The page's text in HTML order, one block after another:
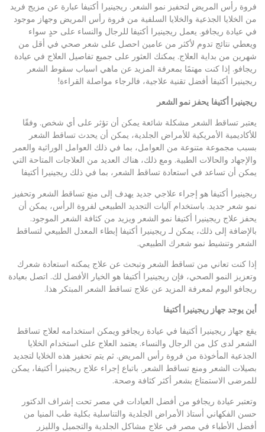
فروة رأس المريض لتحفيز نمو الشعر. ريجينيرا أكتيفا عبارة عن مزيج فريد
من الخلايا الجذعية والخلايا السلفية من فروة رأس المريض وجهاز موجود
في عيادة ريجافو. يعمل ريجينيرا أكتيفا للرجال والنساء على حدٍ سواء
ويعطي نتائج تدوم لأكثر من عامين احصل على شعر صحي في أقل من
شهرين من بداية العلاج. يمكنك العثور على جميع تفاصيل العلاج في عيادة
ريجافو. إذا كنت مهتمًا بمعرفة المزيد عن ماهي اسباب سقوط الشعر
ريجينيرا أكتيفا أفضل تقنية علاجية، فالرجاء مواصلة القراءة!
ريجينيرا أكتيفا يحفز نمو الشعر
يعتبر تساقط الشعر مشكلة شائعة يمكن أن تؤثر على أي شخص. وفقًا
للأكاديمية الأمريكية للأمراض الجلدية، يمكن أن يحدث تساقط الشعر
بسبب مجموعة متنوعة من العوامل، بما في ذلك العوامل الوراثية والعمر
والإجهاد والحالات الطبية. ومع ذلك، هناك العديد من العلاجات المتاحة التي
يمكن أن تساعد في استعادة تساقط الشعر، بما في ذلك ريجينيرا أكتيفا
ريجينيرا أكتيفا هو إجراء علاجي جديد يهدف إلى منع تساقط الشعر وتحفيز
نمو شعر جديد. باستخدام آليات التجديد الطبيعي لفروة الرأس، يمكن أن
يحفز علاج ريجينيرا أكتيفا نمو الشعر ويزيد من كثافة الشعر الموجود.
بالإضافة إلى ذلك، يمكن لـ ريجينيرا أكتيفا إبطاء المعدل الطبيعي لتساقط
الشعر وتنشيط نمو شعرك الطبيعي.
إذا كنت تعاني من تساقط الشعر وتبحث عن علاج يمكنه استعادة شعرك
وتعزيز النمو الصحي، فإن ريجينيرا أكتيفا هو الخيار الأفضل لك. اتصل بعيادة
ريجافو اليوم لمعرفة المزيد عن علاج تساقط الشعر المبتكر هذا.
أين يوجد جهاز ريجينيرا أكتيفا
يقع جهاز ريجينيرا أكتيفا في عيادة ريجافو ويمكن استخدامه لعلاج تساقط
الشعر لدى كل من الرجال والنساء. يعتمد العلاج على استخدام الخلايا
الجذعية المأخوذة من فروة رأس المريض. ثم يتم تحفيز هذه الخلايا لتجديد
بصيلات الشعر ومنع تساقط الشعر. باتباع إجراء علاج ريجينيرا أكتيفا، يمكن
للمرضى الاستمتاع بشعر أكثر كثافة وصحة.
وتعتبر عيادة ريجافو من أفضل العيادات في مصر تحت إشراف الدكتور
حسن الفكهاني أستاذ الأمراض الجلدية والتناسلية بكلية طب المنيا من
أفضل الأطباء في مصر في علاج مشاكل الجلدية والتجميل والليزر